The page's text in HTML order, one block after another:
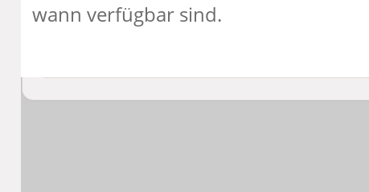
wann verfügbar sind.